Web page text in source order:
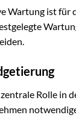
Wartung ist
Rolle in